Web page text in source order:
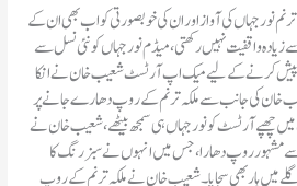
ترنم نورجہاں کی آواز اور ان کی خوبصورتی کو اب بھی ان کے
واقفیت نہیں رکھتی ،میڈم نورجہاں کو نئی نسل سے
پیش کرنے کے لیے میک اپ آرٹسٹ شعیب خان نےانکا
خان کی جانب سے ملکہ ترنم کے روپ دھارے جانے پر
چھپے آرٹسٹ کو نورجہاں ہی سمجھ بیٹھے ،شعیب خان نے
مشہور روپ دھارا، جس میں انہوں نے سبز رنگ کا
میں ہار بھی سجایا۔ شعیب خان نے ملکہ ترنم کے روپ